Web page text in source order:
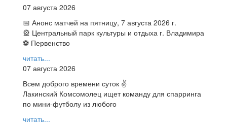
07 августа 2026
📅 Анонс матчей на пятницу, 7 августа 2026 г.
🎡 Центральный парк культуры и отдыха г. Владимира
⚽ Первенство
читать...
07 августа 2026
Всем доброго времени суток ✌
Лакинский Комсомолец ищет команду для спарринга
по мини-футболу из любого
читать...